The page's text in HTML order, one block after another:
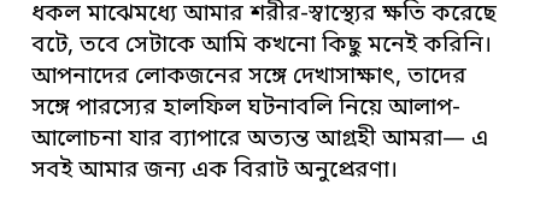
ধকল মাঝেমধ্যে আমার শরীর-স্বাস্থ্যের ক্ষতি করেছে
বটে, তবে সেটাকে আমি কখনো কিছু মনেই করিনি।
আপনাদের লোকজনের সঙ্গে দেখাসাক্ষাৎ, তাদের
সঙ্গে পারস্যের হালফিল ঘটনাবলি নিয়ে আলাপ-
আলোচনা যার ব্যাপারে অত্যন্ত আগ্রহী আমরা— এ
সবই আমার জন্য এক বিরাট অনুপ্রেরণা।